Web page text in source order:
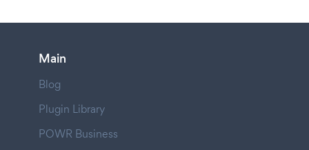
Main
Blog
Plugin Library
POWR Business